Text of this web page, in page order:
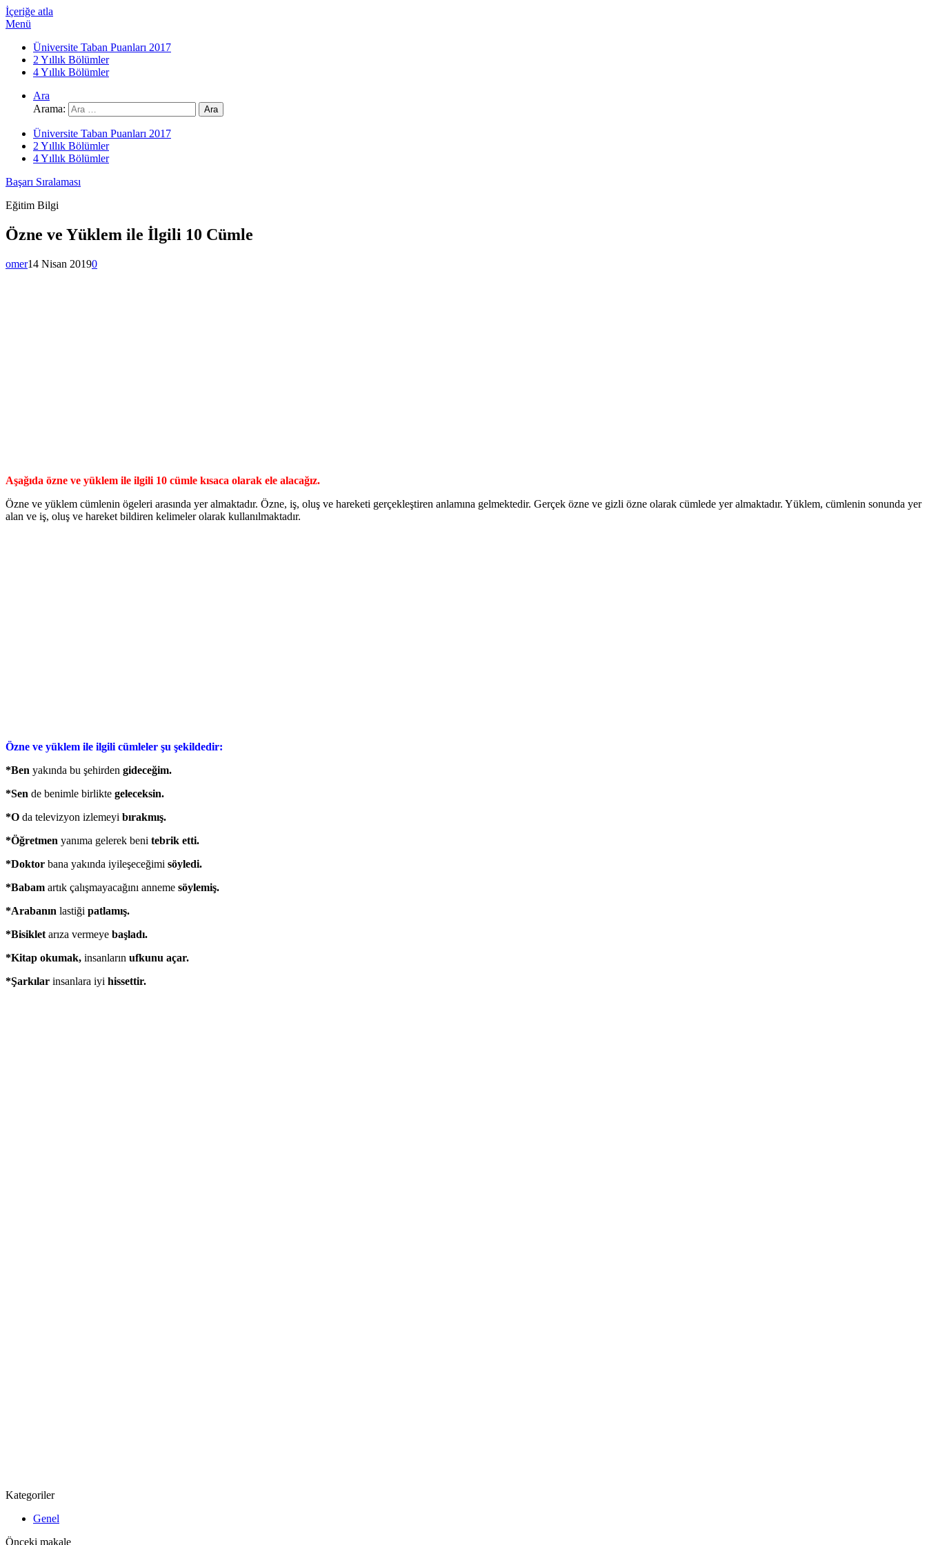
İçeriğe atla
Menü
Üniversite Taban Puanları 2017
2 Yıllık Bölümler
4 Yıllık Bölümler
Ara
Arama:
Üniversite Taban Puanları 2017
2 Yıllık Bölümler
4 Yıllık Bölümler
Başarı Sıralaması
Eğitim Bilgi
Özne ve Yüklem ile İlgili 10 Cümle
omer14 Nisan 20190
Aşağıda özne ve yüklem ile ilgili 10 cümle kısaca olarak ele alacağız.
Özne ve yüklem cümlenin ögeleri arasında yer almaktadır. Özne, iş, oluş ve hareketi gerçekleştiren anlamına gelmektedir. Gerçek özne ve gizli özne olarak cümlede yer almaktadır. Yüklem, cümlenin sonunda yer
alan ve iş, oluş ve hareket bildiren kelimeler olarak kullanılmaktadır.
Özne ve yüklem ile ilgili cümleler şu şekildedir:
*Ben yakında bu şehirden gideceğim.
*Sen de benimle birlikte geleceksin.
*O da televizyon izlemeyi bırakmış.
*Öğretmen yanıma gelerek beni tebrik etti.
*Doktor bana yakında iyileşeceğimi söyledi.
*Babam artık çalışmayacağını anneme söylemiş.
*Arabanın lastiği patlamış.
*Bisiklet arıza vermeye başladı.
*Kitap okumak, insanların ufkunu açar.
*Şarkılar insanlara iyi hissettir.
Kategoriler
Genel
Önceki makale